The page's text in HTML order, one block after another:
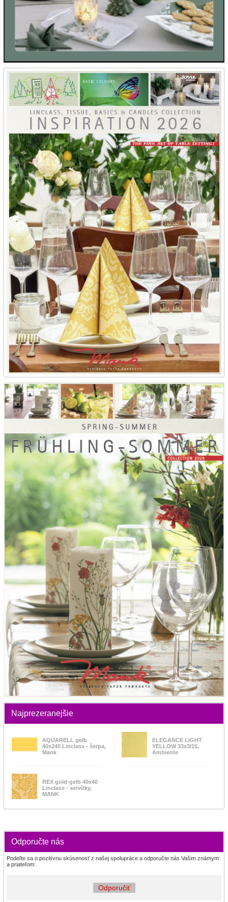
Najprezeranejšie
AQUARELL gelb
40x240 Linclass - šerpa,
Mank
ELEGANCE LIGHT
YELLOW 33x3/15,
Ambiente
REX gold-gelb 40x40
Linclass - servítky,
MANK
Odporučte nás
Podeľte sa o pozitívnu skúsenosť z našej spolupráce a odporučte nás Vašim známym
a priateľom:
Odporučiť